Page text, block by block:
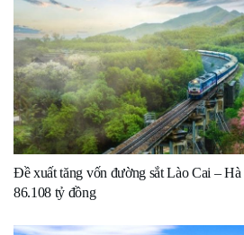
Đề xuất tăng vốn đường sắt Lào Cai –
86.108 tỷ đồng